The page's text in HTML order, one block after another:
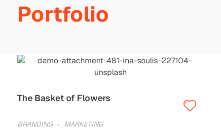
Portfolio
The Basket of Flowers
BRANDING MARKETING